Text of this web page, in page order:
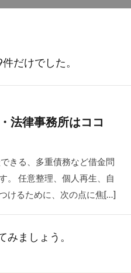
だけでした。
法律事務所はココ
きる、多重債務など借金問
。 任意整理、個人再生、自
けるために、次の点に焦[…]
ましょう。